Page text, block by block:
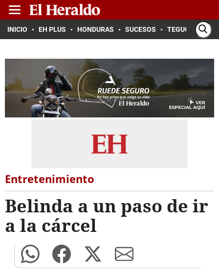
INICIO EH PLUS HONDURAS SUCESOS TEGUCIGALPA
Entretenimiento
Belinda a un paso de ir
a la cárcel